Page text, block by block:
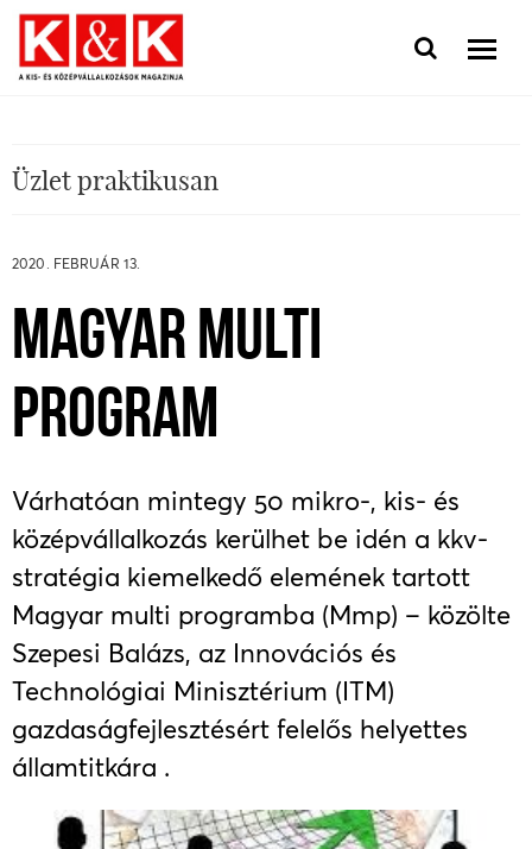
Üzlet praktikusan
2020. FEBRUÁR 13.
MAGYAR MULTI
PROGRAM
Várhatóan mintegy 50 mikro-, kis- és
középvállalkozás kerülhet be idén a kkv-
stratégia kiemelkedő elemének tartott
Magyar multi programba (Mmp) – közölte
Szepesi Balázs, az Innovációs és
Technológiai Minisztérium (ITM)
gazdaságfejlesztésért felelős helyettes
államtitkára .